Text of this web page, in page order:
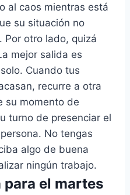
al caos mientras está
su situación no
Por otro lado, quizá
mejor salida es
Cuando tus
recurre a otra
su momento de
turno de presenciar el
No tengas
algo de buena
ningún trabajo.
el martes